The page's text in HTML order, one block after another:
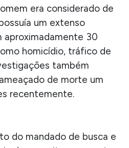
era considerado de
um extenso
aproximadamente 30
homicídio, tráfico de
também
de morte um
recentemente.
do mandado de busca e